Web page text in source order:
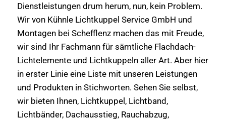
Dienstleistungen drum herum, nun, kein Problem.
Wir von Kühnle Lichtkuppel Service GmbH und
Montagen bei Schefflenz machen das mit Freude,
wir sind Ihr Fachmann für sämtliche Flachdach-
Lichtelemente und Lichtkuppeln aller Art. Aber hier
in erster Linie eine Liste mit unseren Leistungen
und Produkten in Stichworten. Sehen Sie selbst,
wir bieten Ihnen, Lichtkuppel, Lichtband,
Lichtbänder, Dachausstieg, Rauchabzug,